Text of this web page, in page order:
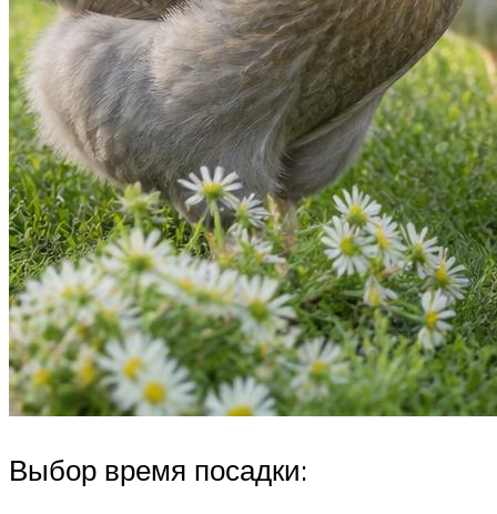
Выбор время посадки: